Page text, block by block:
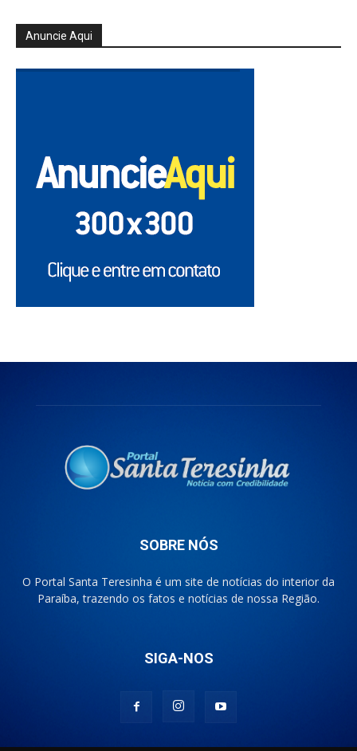
Anuncie Aqui
SOBRE NÓS
O Portal Santa Teresinha é um site de notícias do interior da
Paraíba, trazendo os fatos e notícias de nossa Região.
SIGA-NOS